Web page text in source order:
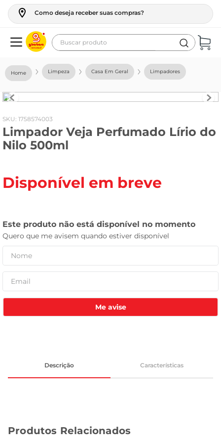
Como deseja receber suas compras?
Buscar produto
Limpeza Casa Em Geral Limpadores
: 1758574003
Limpador Veja Perfumado Lírio do
Nilo 500ml
Disponível em breve
Me avise
Descrição Características
Produtos Relacionados
geladeira
fogao
café
cerveja
vinho
leite pó